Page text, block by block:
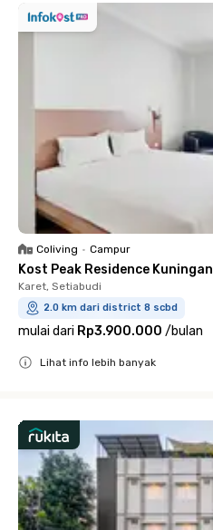
Coliving • Campur
Kost Peak Residence Kuningan
Karet, Setiabudi
2.0 km dari district 8 scbd
mulai dari Rp3.900.000 /bulan
Lihat info lebih banyak